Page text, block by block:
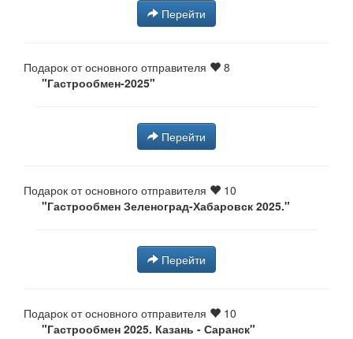
Перейти
Подарок от основного отправителя
8
"Гастрообмен-2025"
Перейти
Подарок от основного отправителя
10
"Гастрообмен Зеленоград-Хабаровск 2025."
Перейти
Подарок от основного отправителя
10
"Гастрообмен 2025. Казань - Саранск⁠⁠"